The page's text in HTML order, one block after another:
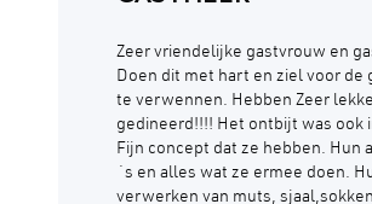
Zeer vriendelijke gastvrouw en
Doen dit met hart en ziel voor de
te verwennen. Hebben Zeer
gedineerd!!!! Het ontbijt was ook
Fijn concept dat ze hebben. Hun
´s en alles wat ze ermee doen.
verwerken van muts, sjaal,sokken